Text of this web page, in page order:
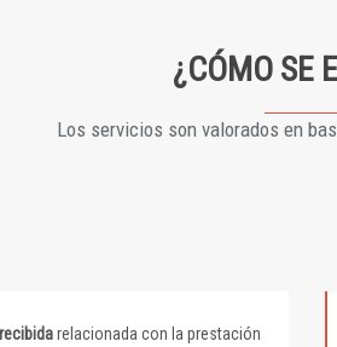
¿CÓMO SE
Los servicios son valorados en
relacionada con la prestación